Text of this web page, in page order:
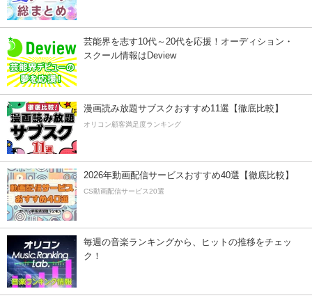
芸能界を志す10代～20代を応援！オーディション・
スクール情報はDeview
漫画読み放題サブスクおすすめ11選【徹底比較】
オリコン顧客満足度ランキング
2026年動画配信サービスおすすめ40選【徹底比較】
CS動画配信サービス20選
毎週の音楽ランキングから、ヒットの推移をチェッ
ク！